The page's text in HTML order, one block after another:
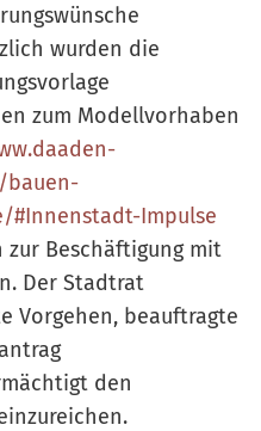
wurden die
zum Modellvorhaben
bauen-
#Innenstadt-Impulse
Beschäftigung mit
Der Stadtrat
Vorgehen, beauftragte
den